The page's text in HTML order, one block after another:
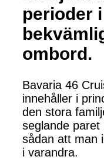
perioder
ombord.
Bavaria 46
innehåller i
den stora
seglande paret
sådan att man
i varandra.